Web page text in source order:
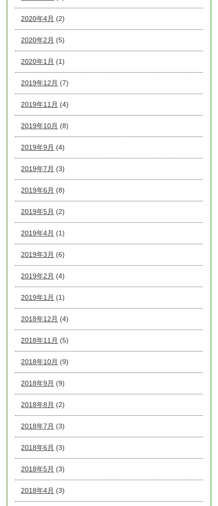
2020年4月 (2)
2020年2月 (5)
2020年1月 (1)
2019年12月 (7)
2019年11月 (4)
2019年10月 (8)
2019年9月 (4)
2019年7月 (3)
2019年6月 (8)
2019年5月 (2)
2019年4月 (1)
2019年3月 (6)
2019年2月 (4)
2019年1月 (1)
2018年12月 (4)
2018年11月 (5)
2018年10月 (9)
2018年9月 (9)
2018年8月 (2)
2018年7月 (3)
2018年6月 (3)
2018年5月 (3)
2018年4月 (3)